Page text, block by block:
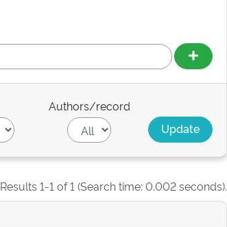
Authors/record
Results 1-1 of 1 (Search time: 0.002 seconds).